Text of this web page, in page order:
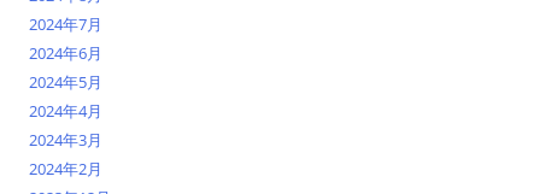
2024年7月
2024年6月
2024年5月
2024年4月
2024年3月
2024年2月